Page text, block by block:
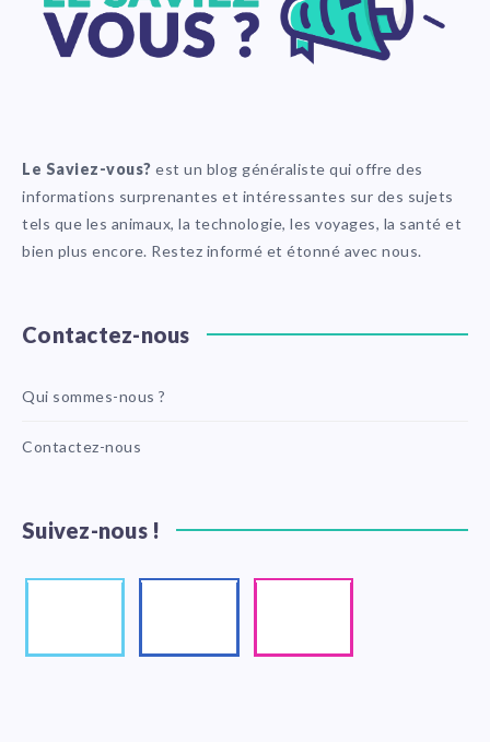
Le Saviez-vous? est un blog généraliste qui offre des
informations surprenantes et intéressantes sur des sujets
tels que les animaux, la technologie, les voyages, la santé et
bien plus encore. Restez informé et étonné avec nous.
Contactez-nous
Qui sommes-nous ?
Contactez-nous
Suivez-nous !